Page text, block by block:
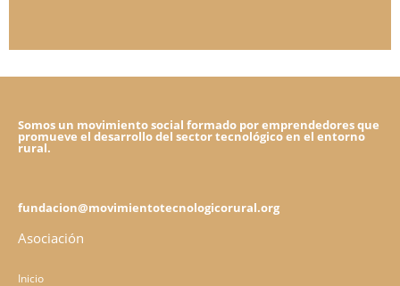
Somos un movimiento social formado por emprendedores que
promueve el desarrollo del sector tecnológico en el entorno
rural.
fundacion@movimientotecnologicorural.org
Asociación
Inicio